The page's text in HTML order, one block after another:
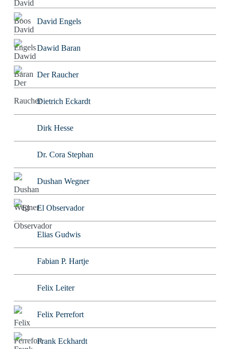
David Engels
Dawid Baran
Der Raucher
Dietrich Eckardt
Dirk Hesse
Dr. Cora Stephan
Dushan Wegner
El Observador
Elias Gudwis
Fabian P. Hartje
Felix Leiter
Felix Perrefort
Frank Eckhardt